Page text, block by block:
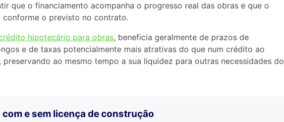
que o financiamento acompanha o progresso real das obras e que o
o previsto no contrato.
hipotecário para obras, beneficia geralmente de prazos de
e de taxas potencialmente mais atrativas do que num crédito ao
preservando ao mesmo tempo a sua liquidez para outras necessidades do
com e sem licença de construção